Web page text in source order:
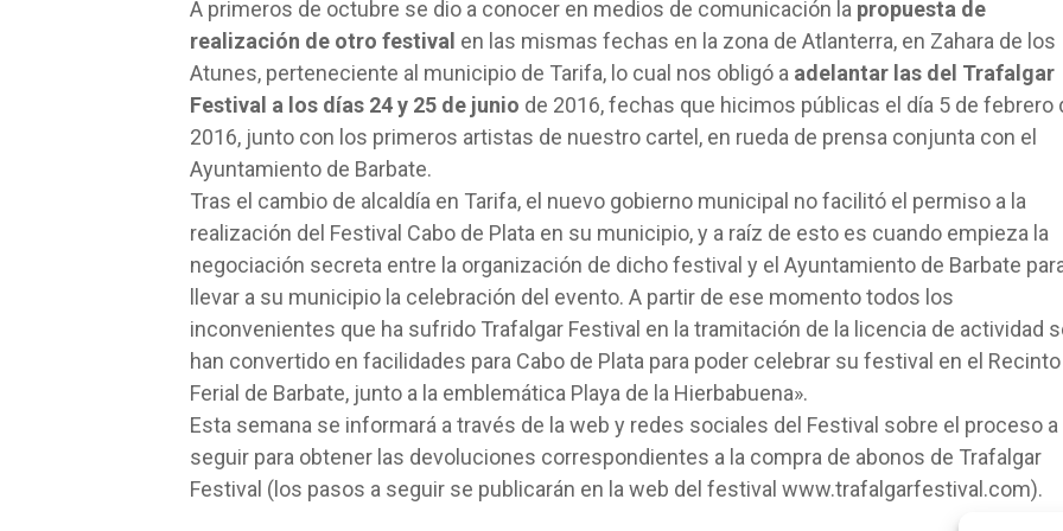
A primeros de octubre se dio a conocer en medios de comunicación la propuesta de
realización de otro festival en las mismas fechas en la zona de Atlanterra, en Zahara de los
Atunes, perteneciente al municipio de Tarifa, lo cual nos obligó a adelantar las del Trafalgar
Festival a los días 24 y 25 de junio de 2016, fechas que hicimos públicas el día 5 de febrero
2016, junto con los primeros artistas de nuestro cartel, en rueda de prensa conjunta con el
Ayuntamiento de Barbate.
Tras el cambio de alcaldía en Tarifa, el nuevo gobierno municipal no facilitó el permiso a la
realización del Festival Cabo de Plata en su municipio, y a raíz de esto es cuando empieza la
negociación secreta entre la organización de dicho festival y el Ayuntamiento de Barbate
llevar a su municipio la celebración del evento. A partir de ese momento todos los
inconvenientes que ha sufrido Trafalgar Festival en la tramitación de la licencia de actividad
han convertido en facilidades para Cabo de Plata para poder celebrar su festival en el Recinto
Ferial de Barbate, junto a la emblemática Playa de la Hierbabuena».
Esta semana se informará a través de la web y redes sociales del Festival sobre el proceso a
seguir para obtener las devoluciones correspondientes a la compra de abonos de Trafalgar
Festival (los pasos a seguir se publicarán en la web del festival www.trafalgarfestival.com).